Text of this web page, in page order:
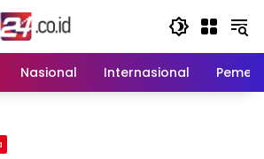
Nasional Internasional